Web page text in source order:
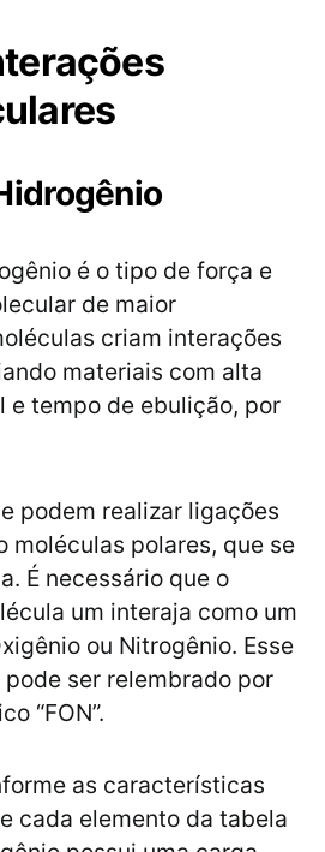
é o tipo de força e
de maior
criam interações
materiais com alta
e tempo de ebulição, por
podem realizar ligações
moléculas polares, que se
É necessário que o
um interaja como um
ou Nitrogênio. Esse
ser relembrado por
“FON”.
as características
cada elemento da tabela